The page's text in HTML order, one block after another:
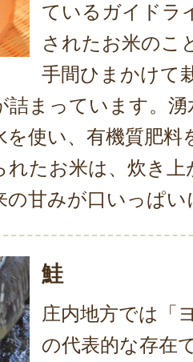
ているガイドラ
されたお米のこ
手間ひまかけて
詰まっています。
使い、有機質肥料
れたお米は、炊き
の甘みが口いっぱ
鮭
庄内地方では「
の代表的な存在